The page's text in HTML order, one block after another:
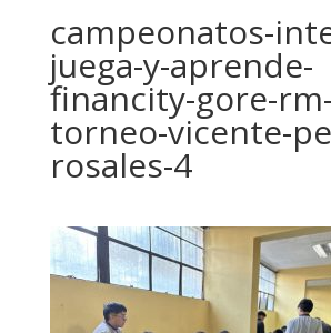
campeonatos-
juega-y-aprende-
financity-gore-
torneo-vicente-
rosales-4